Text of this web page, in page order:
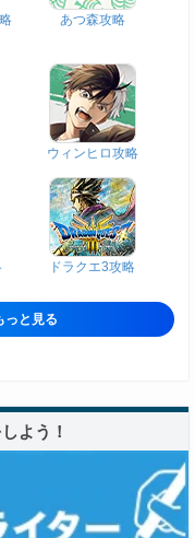
あつ森攻略
ウィンヒロ攻略
ドラクエ3攻略
っと見る
よう！